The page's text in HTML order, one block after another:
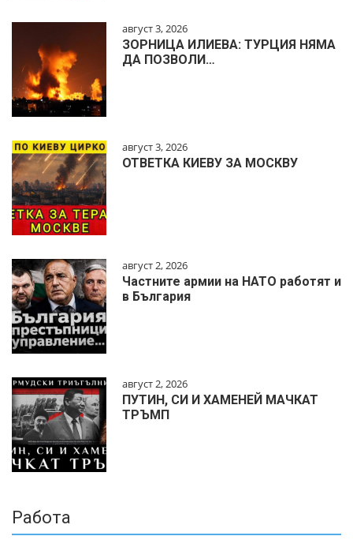
август 3, 2026
ЗОРНИЦА ИЛИЕВА: ТУРЦИЯ НЯМА
ДА ПОЗВОЛИ…
август 3, 2026
ОТВЕТКА КИЕВУ ЗА МОСКВУ
август 2, 2026
Частните армии на НАТО работят и
в България
август 2, 2026
ПУТИН, СИ И ХАМЕНЕЙ МАЧКАТ
ТРЪМП
Работа